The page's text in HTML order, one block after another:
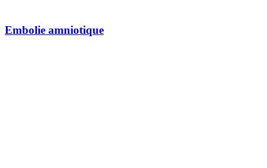
Embolie amniotique